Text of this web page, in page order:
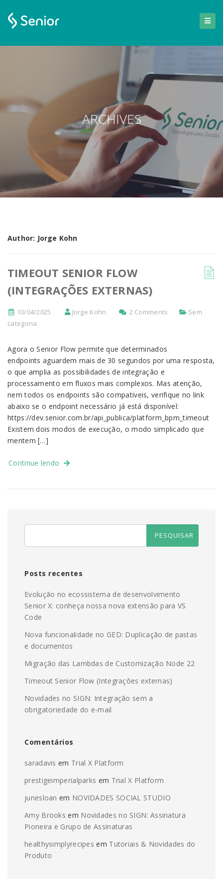
ARCHIVES
Author: Jorge Kohn
TIMEOUT SENIOR FLOW
(INTEGRAÇÕES EXTERNAS)
10/04/2025 Jorge Kohn 2 Comments
Sem
categoria
Agora o Senior Flow permite que determinados
endpoints aguardem mais de 30 segundos por uma resposta,
o que amplia as possibilidades de integração e
processamento em fluxos mais complexos. Mas atenção,
nem todos os endpoints são compativeis, verifique no link
abaixo se o endpoint necessário já está disponível:
https://dev.senior.com.br/api_publica/platform_bpm_timeout
Existem dois modos de execução, o modo simplicado que
mentem […]
Continue lendo
Posts recentes
Evolução no ecossistema de desenvolvimento
Senior X: conheça nossa nova extensão para VS
Code
Nova funcionalidade no GED: Duplicação de pastas
e documentos
Migração das Lambdas de Customização Node 22
Timeout Senior Flow (Integrações externas)
Novidades no SIGN: Integração sem a
obrigatoriedade do e-mail
Comentários
saradavis em Trial X Platform
prestigeimperialparks em Trial X Platform
junesloan em NOVIDADES SOCIAL STUDIO
Amy Brooks em Novidades no SIGN: Assinatura
Pioneira e Grupo de Assinaturas
healthysimplyrecipes em Tutoriais & Novidades do
Produto